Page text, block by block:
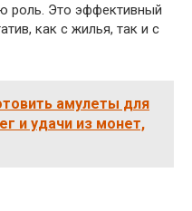
роль. Это эффективный
как с жилья, так и с
амулеты для
и удачи из монет,